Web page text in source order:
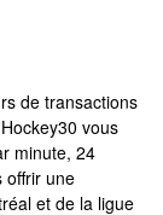
de transactions
vous
minute, 24
offrir une
et de la ligue